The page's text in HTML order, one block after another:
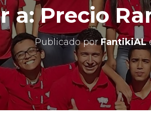
a: Precio
Publicado porFantikiAL